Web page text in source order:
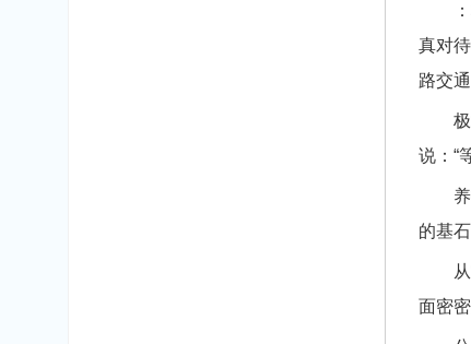
：桥
真对
路交
极端
说：“
养护
的基
从“
面密